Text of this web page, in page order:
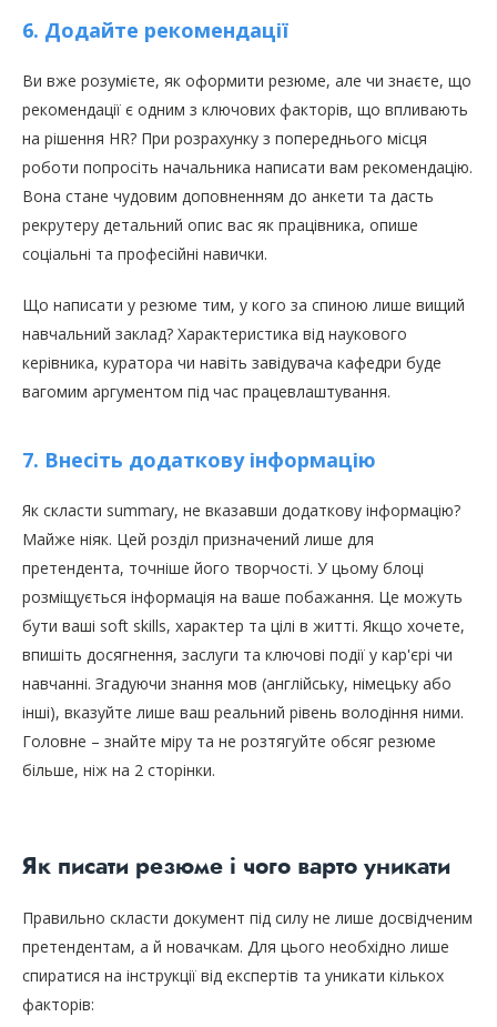
6. Додайте рекомендації
Ви вже розумієте, як оформити резюме, але чи знаєте, що
рекомендації є одним з ключових факторів, що впливають
на рішення HR? При розрахунку з попереднього місця
роботи попросіть начальника написати вам рекомендацію.
Вона стане чудовим доповненням до анкети та дасть
рекрутеру детальний опис вас як працівника, опише
соціальні та професійні навички.
Що написати у резюме тим, у кого за спиною лише вищий
навчальний заклад? Характеристика від наукового
керівника, куратора чи навіть завідувача кафедри буде
вагомим аргументом під час працевлаштування.
7. Внесіть додаткову інформацію
Як скласти summary, не вказавши додаткову інформацію?
Майже ніяк. Цей розділ призначений лише для
претендента, точніше його творчості. У цьому блоці
розміщується інформація на ваше побажання. Це можуть
бути ваші soft skills, характер та цілі в житті. Якщо хочете,
впишіть досягнення, заслуги та ключові події у кар'єрі чи
навчанні. Згадуючи знання мов (англійську, німецьку або
інші), вказуйте лише ваш реальний рівень володіння ними.
Головне – знайте міру та не розтягуйте обсяг резюме
більше, ніж на 2 сторінки.
Як писати резюме і чого варто уникати
Правильно скласти документ під силу не лише досвідченим
претендентам, а й новачкам. Для цього необхідно лише
спиратися на інструкції від експертів та уникати кількох
факторів: